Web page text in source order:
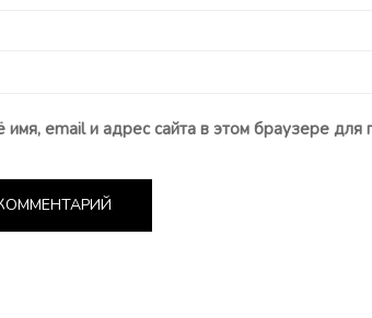
имя, email и адрес сайта в этом браузере